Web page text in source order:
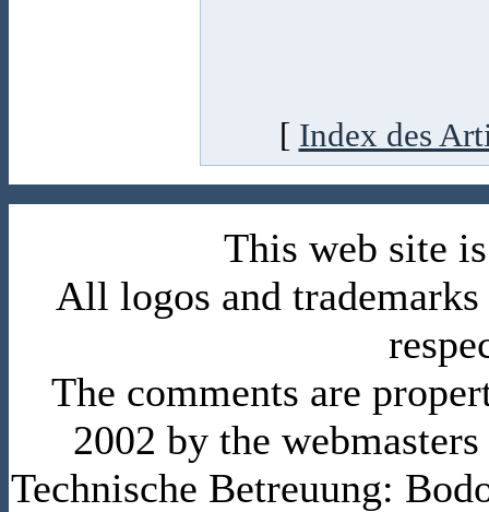
[ Index des
This web site
All logos and
The comments are
2002 by the
Technische Betreuung: